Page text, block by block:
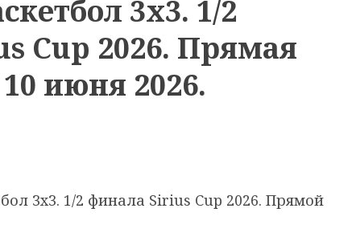
3х3. 1/2
Cup 2026. Прямая
июня 2026.
3х3. 1/2 финала Sirius Cup 2026. Прямой